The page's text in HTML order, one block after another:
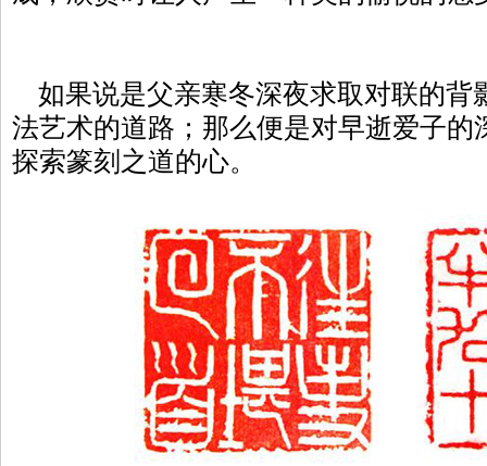
如果说是父亲寒冬深夜求取对联的背
法艺术的道路；那么便是对早逝爱子的
探索篆刻之道的心。